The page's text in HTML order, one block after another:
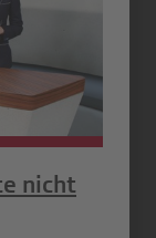
nicht